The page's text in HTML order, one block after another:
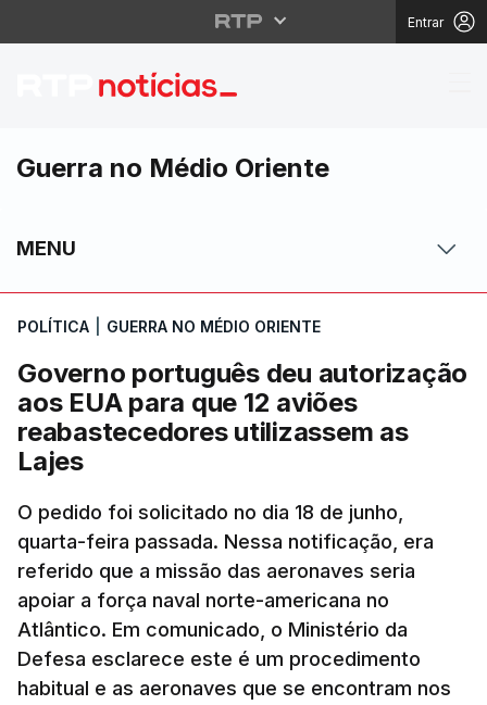
Entrar
Governo português
Guerra no Médio Oriente
MENU
POLÍTICA GUERRA NO MÉDIO ORIENTE
Governo português deu autorização
aos EUA para que 12 aviões
reabastecedores utilizassem as
Lajes
O pedido foi solicitado no dia 18 de junho,
quarta-feira passada. Nessa notificação, era
referido que a missão das aeronaves seria
apoiar a força naval norte-americana no
Atlântico. Em comunicado, o Ministério da
Defesa esclarece este é um procedimento
habitual e as aeronaves que se encontram nos